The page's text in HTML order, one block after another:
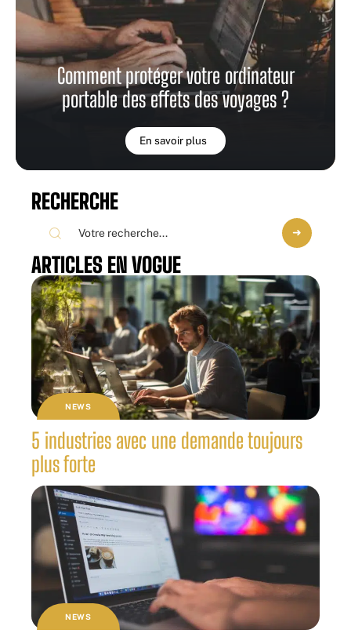
Comment protéger votre ordinateur
portable des effets des voyages ?
En savoir plus
RECHERCHE
ARTICLES EN VOGUE
NEWS
5 industries avec une demande toujours
plus forte
NEWS